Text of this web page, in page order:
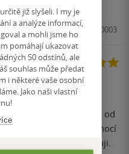
sebe opět narazily. Moc
úplně sama. Všechny
mi zalíbila Matylda, která
nezná. Když jsem knihu
sdílím emoce, které oni
náhodou a jsem
je ze série tak jsem
i ty další.
Kniha, Red, 2022, 9788027710003
a velmi těžko se mi od
svižný děj, spousty emocí
kniha, určitě doporučuji.
již slyšeli. I my je
a analýze informací,
a mohli jsme ho
pomáhají ukazovat
50 odstínů, ale
souhlas může předat
i některé vaše osobní
Jako naši vlastní